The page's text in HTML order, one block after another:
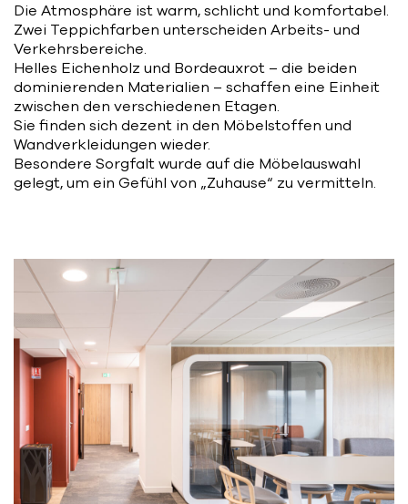
Die Atmosphäre ist warm, schlicht und komfortabel.
Zwei Teppichfarben unterscheiden Arbeits- und
Verkehrsbereiche.
Helles Eichenholz und Bordeauxrot – die beiden
dominierenden Materialien – schaffen eine Einheit
zwischen den verschiedenen Etagen.
Sie finden sich dezent in den Möbelstoffen und
Wandverkleidungen wieder.
Besondere Sorgfalt wurde auf die Möbelauswahl
gelegt, um ein Gefühl von „Zuhause“ zu vermitteln.